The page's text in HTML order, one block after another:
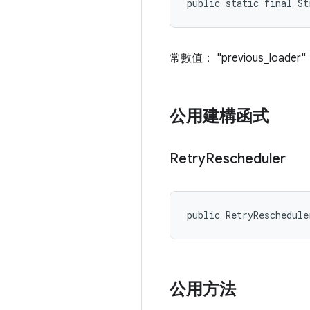
public static final String
常數值： "previous_loader"
公用建構函式
RetryRescheduler
public
公用方法